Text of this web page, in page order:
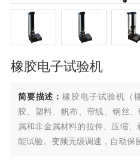
橡胶电子试验机
简要描述： 橡胶电子试验机（
胶、塑料、帆布、帘线、钢丝
属和非金属材料的拉伸、压缩
能试验。变频无级调速，自动保